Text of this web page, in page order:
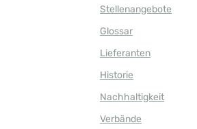
Stellenangebote
Glossar
Lieferanten
Historie
Nachhaltigkeit
Verbände